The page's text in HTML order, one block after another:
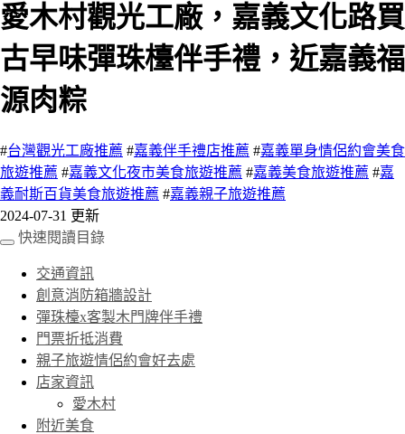
愛木村觀光工廠，嘉義文化路買
古早味彈珠檯伴手禮，近嘉義福
源肉粽
#台灣觀光工廠推薦 #嘉義伴手禮店推薦 #嘉義單身情侶約會美食
旅遊推薦 #嘉義文化夜市美食旅遊推薦 #嘉義美食旅遊推薦 #嘉
義耐斯百貨美食旅遊推薦 #嘉義親子旅遊推薦
2024-07-31 更新
快速閱讀目錄
交通資訊
創意消防箱牆設計
彈珠檯x客製木門牌伴手禮
門票折抵消費
親子旅遊情侶約會好去處
店家資訊
愛木村
附近美食